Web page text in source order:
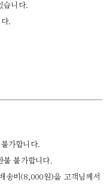
습니다.
.
가합니다.
불 불가합니다.
송비(8,000원)을 고객님께서